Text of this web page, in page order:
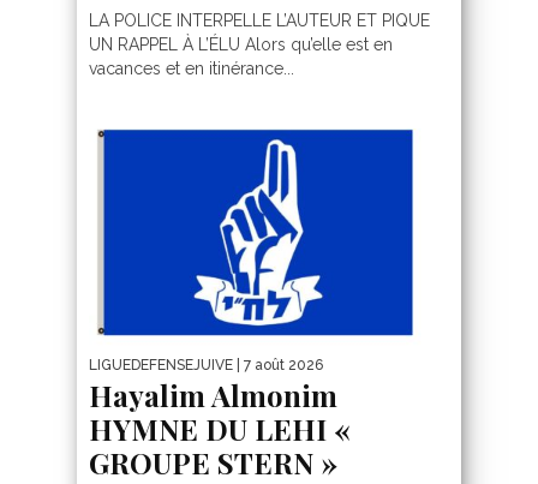
LA POLICE INTERPELLE L’AUTEUR ET PIQUE
UN RAPPEL À L’ÉLU Alors qu’elle est en
vacances et en itinérance...
LIGUEDEFENSEJUIVE | 7 août 2026
Hayalim Almonim
HYMNE DU LEHI «
GROUPE STERN »